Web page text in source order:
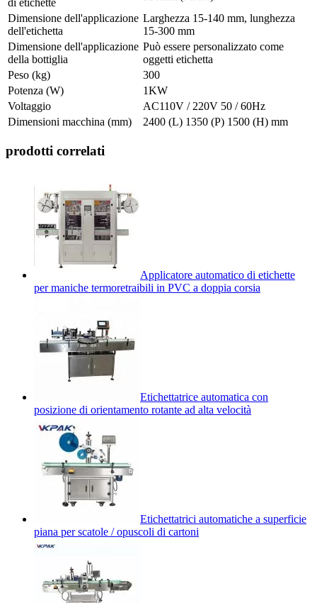
Dimensione dell'applicazione
dell'etichetta
Larghezza 15-140 mm, lunghezza
15-300 mm
Dimensione dell'applicazione
della bottiglia
Può essere personalizzato come
oggetti etichetta
Peso (kg)
300
Potenza (W)
1KW
Voltaggio
AC110V / 220V 50 / 60Hz
Dimensioni macchina (mm)
2400 (L) 1350 (P) 1500 (H) mm
prodotti correlati
Applicatore automatico di etichette
per maniche termoretraibili in PVC a doppia corsia
Etichettatrice automatica con
posizione di orientamento rotante ad alta velocità
Etichettatrici automatiche a superficie
piana per scatole / opuscoli di cartoni